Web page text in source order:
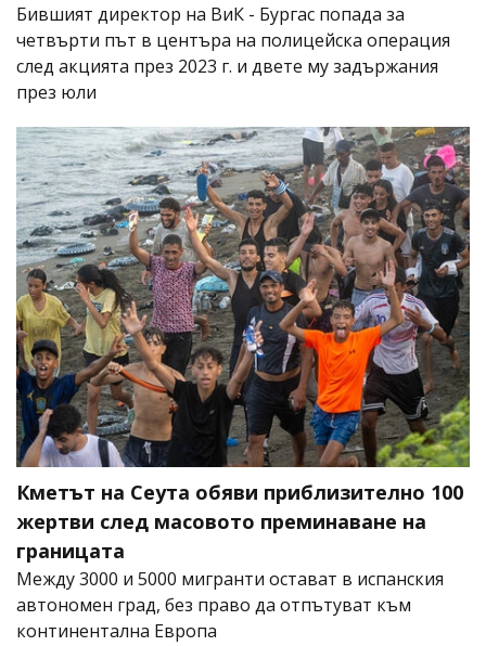
Бившият директор на ВиК - Бургас попада за
четвърти път в центъра на полицейска операция
след акцията през 2023 г. и двете му задържания
през юли
Кметът на Сеута обяви приблизително 100
жертви след масовото преминаване на
границата
Между 3000 и 5000 мигранти остават в испанския
автономен град, без право да отпътуват към
континентална Европа